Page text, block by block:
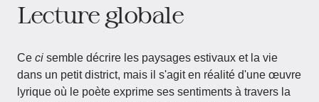
Lecture globale
Ce ci semble décrire les paysages estivaux et la vie
dans un petit district, mais il s'agit en réalité d'une œuvre
lyrique où le poète exprime ses sentiments à travers la